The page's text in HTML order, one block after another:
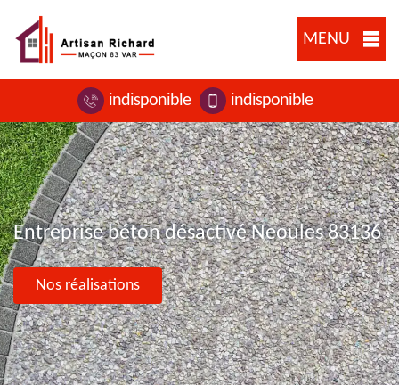
MENU
indisponible indisponible
Entreprise béton désactivé Neoules 83136
Nos réalisations